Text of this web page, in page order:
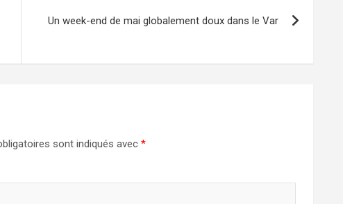
Un week-end de mai globalement doux dans le Var
sont indiqués avec *